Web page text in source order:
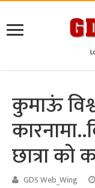
कुमाऊं
छात्रा को
GDS Web_Wing